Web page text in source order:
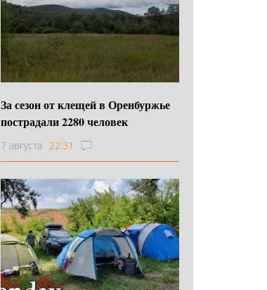
За сезон от клещей в Оренбуржье
пострадали 2280 человек
7 августа 22:31